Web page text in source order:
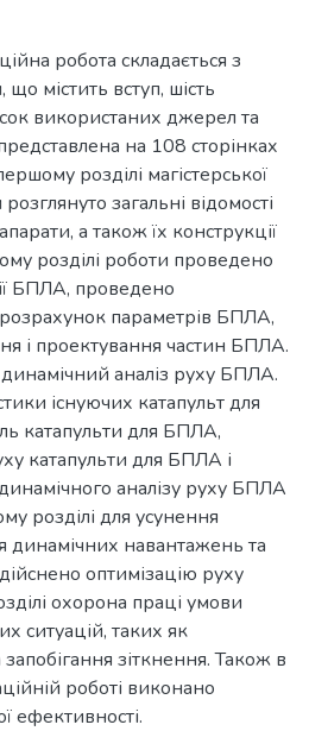
робота складається з
містить вступ, шість
використаних джерел та
на 108 сторінках
розділі магістерської
загальні відомості
а також їх конструкції
розділі роботи проведено
БПЛА, проведено
параметрів БПЛА,
і проектування частин БПЛА.
аналіз руху БПЛА.
існуючих катапульт для
катапульти для БПЛА,
катапульти для БПЛА і
аналізу руху БПЛА
розділі для усунення
динамічних навантажень та
оптимізацію руху
охорона праці умови
ситуацій, таких як
зіткнення. Також в
роботі виконано
ефективності.